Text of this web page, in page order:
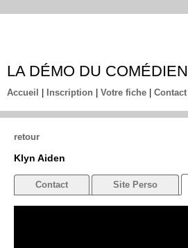
LA DÉMO DU COMÉDIEN
Accueil Inscription Votre fiche Contact
retour
Klyn Aiden
Contact Site Perso